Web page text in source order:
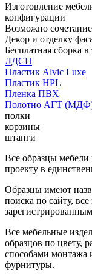
Изготовление
конфигурации
Возможно
Декор и отделку
Бесплатная сборка
ЛДСП
Пластик Alvic Luxe
Пластик HPL
Пленка ПВХ
Полотно АГТ
полки
корзины
штанги
Все образцы
проекту в
Образцы имеют
поиска по сайту,
Все мебельные
образцов по цвету,
способами монтажа
фурнитуры.